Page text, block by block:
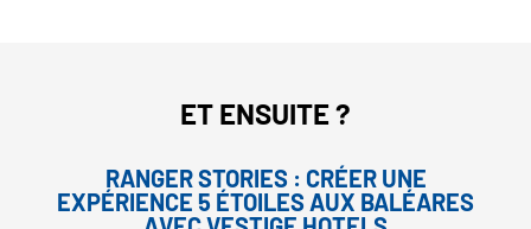
ET ENSUITE ?
RANGER STORIES : CRÉER UNE
EXPÉRIENCE 5 ÉTOILES AUX BALÉARES